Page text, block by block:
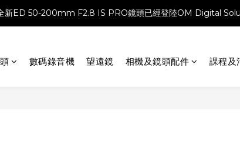
ED 50-200mm F2.8 IS PRO鏡頭已經登陸OM Digital
數碼錄音機 望遠鏡 相機及鏡頭配件 課程及